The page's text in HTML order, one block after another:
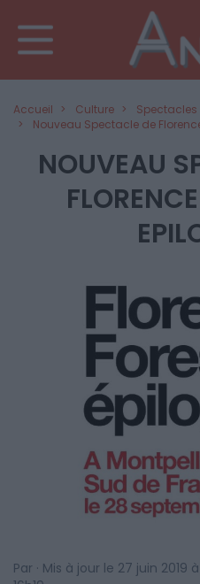
Accueil Culture
Spectacles
Nouveau Spectacle de
NOUVEAU
Par · Mis à jour le 27 juin 2019